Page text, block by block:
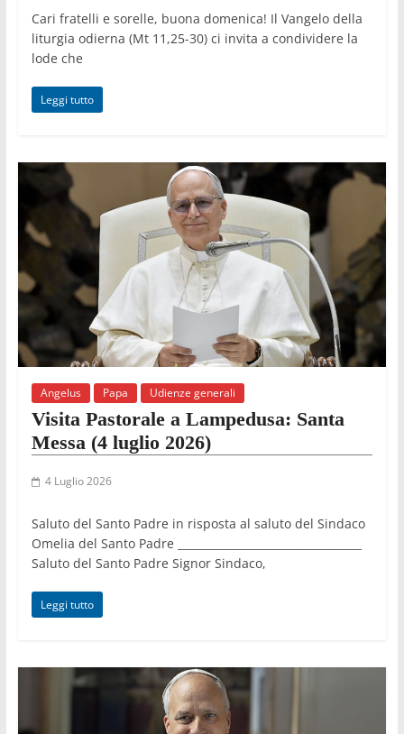
Cari fratelli e sorelle, buona domenica! Il Vangelo della
liturgia odierna (Mt 11,25-30) ci invita a condividere la
lode che
Leggi tutto
Angelus Papa Udienze generali
Visita Pastorale a Lampedusa: Santa
Messa (4 luglio 2026)
4 Luglio 2026
Saluto del Santo Padre in risposta al saluto del Sindaco
Omelia del Santo Padre __________________________________
Saluto del Santo Padre Signor Sindaco,
Leggi tutto